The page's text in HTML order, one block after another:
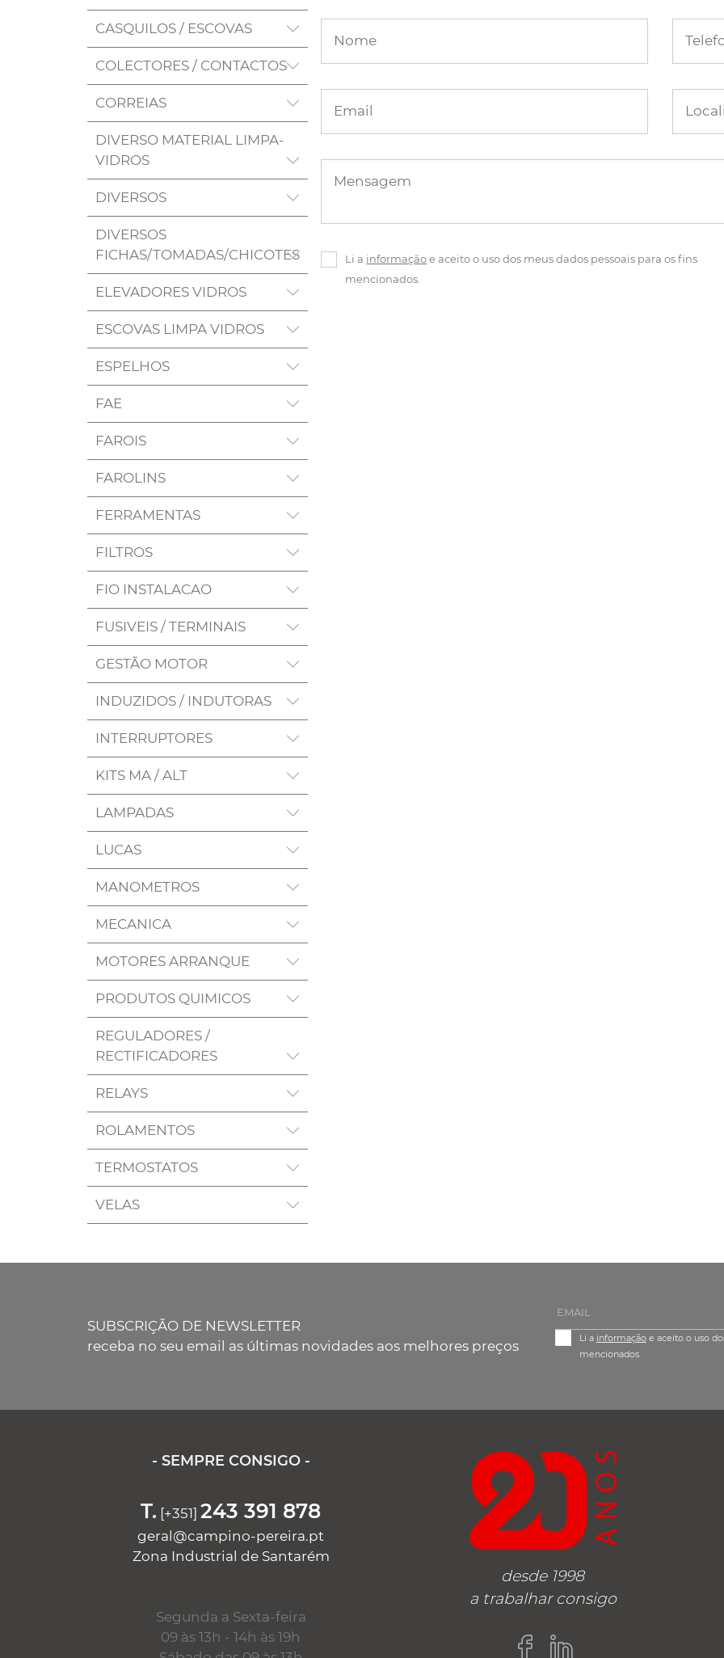
CASQUILOS / ESCOVAS
COLECTORES / CONTACTOS
CORREIAS
DIVERSO MATERIAL LIMPA-
VIDROS
DIVERSOS
DIVERSOS
FICHAS/TOMADAS/CHICOTES
ELEVADORES VIDROS
ESCOVAS LIMPA VIDROS
ESPELHOS
FAE
FAROIS
FAROLINS
FERRAMENTAS
FILTROS
FIO INSTALACAO
FUSIVEIS / TERMINAIS
GESTÃO MOTOR
INDUZIDOS / INDUTORAS
INTERRUPTORES
KITS MA / ALT
LAMPADAS
LUCAS
MANOMETROS
MECANICA
MOTORES ARRANQUE
PRODUTOS QUIMICOS
REGULADORES /
RECTIFICADORES
RELAYS
ROLAMENTOS
TERMOSTATOS
VELAS
Nome
Email
Mensagem
Li a informaçãoe aceito o uso dos meus dados pessoais para os fins
mencionados.
SUBSCRIÇÃO DE NEWSLETTER
receba no seu email as últimas novidades aos melhores preços
Li a informação e aceito o uso
mencionados.
- SEMPRE CONSIGO -
T. [+351]243 391 878
geral@campino-pereira.pt
Zona Industrial de Santarém
Segunda a Sexta-feira
09 às 13h - 14h às 19h
desde 1998
a trabalhar consigo